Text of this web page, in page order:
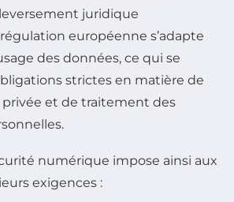
juridique
européenne s’adapte
des données, ce qui se
strictes en matière de
privée et de traitement des
numérique impose ainsi aux
exigences :